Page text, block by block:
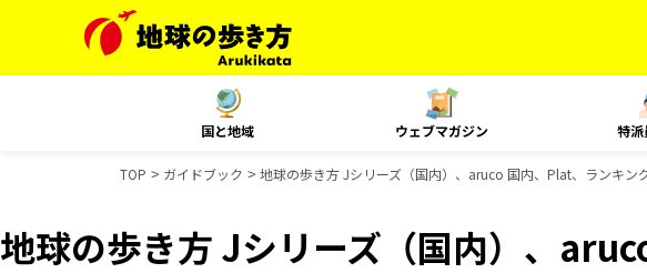
国と地域 ウェブマガジン 特派
TOP ガイドブック 地球の歩き方 Jシリーズ（国内）、aruco 国内、Plat、ランキン
地球の歩き方 Jシリーズ（国内）、